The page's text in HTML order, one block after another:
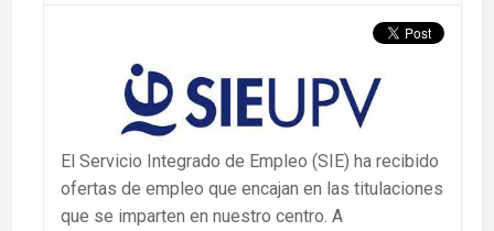
El Servicio Integrado de Empleo (SIE) ha recibido
ofertas de empleo que encajan en las titulaciones
que se imparten en nuestro centro. A